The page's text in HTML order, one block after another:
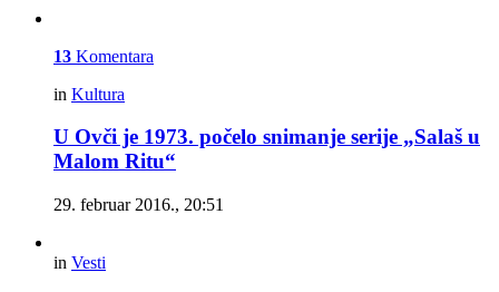
13 Komentara
in Kultura
U Ovči je 1973. počelo snimanje serije „Salaš u
Malom Ritu“
29. februar 2016., 20:51
in Vesti